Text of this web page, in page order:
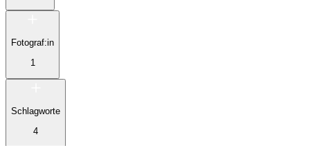
Fotograf:in
1
Schlagworte
4